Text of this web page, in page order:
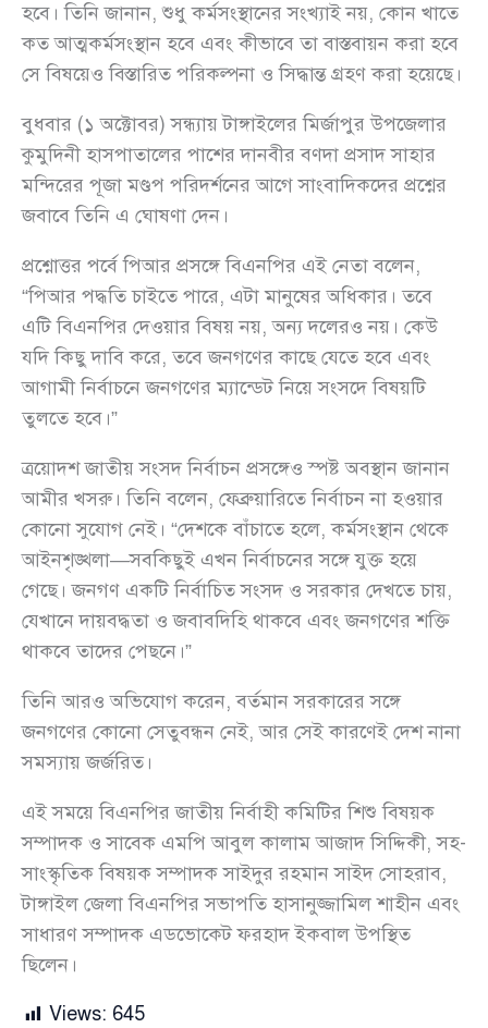
হবে। তিনি জানান, শুধু কর্মসংস্থানের সংখ্যাই নয়, কোন খাতে
কত আত্মকর্মসংস্থান হবে এবং কীভাবে তা বাস্তবায়ন করা হবে
সে বিষয়েও বিস্তারিত পরিকল্পনা ও সিদ্ধান্ত গ্রহণ করা হয়েছে।
বুধবার (১ অক্টোবর) সন্ধ্যায় টাঙ্গাইলের মির্জাপুর উপজেলার
কুমুদিনী হাসপাতালের পাশের দানবীর বণদা প্রসাদ সাহার
মন্দিরের পূজা মণ্ডপ পরিদর্শনের আগে সাংবাদিকদের প্রশ্নের
জবাবে তিনি এ ঘোষণা দেন।
প্রশ্নোত্তর পর্বে পিআর প্রসঙ্গে বিএনপির এই নেতা বলেন,
“পিআর পদ্ধতি চাইতে পারে, এটা মানুষের অধিকার। তবে
এটি বিএনপির দেওয়ার বিষয় নয়, অন্য দলেরও নয়। কেউ
যদি কিছু দাবি করে, তবে জনগণের কাছে যেতে হবে এবং
আগামী নির্বাচনে জনগণের ম্যান্ডেট নিয়ে সংসদে বিষয়টি
তুলতে হবে।”
ত্রয়োদশ জাতীয় সংসদ নির্বাচন প্রসঙ্গেও স্পষ্ট অবস্থান জানান
আমীর খসরু। তিনি বলেন, ফেব্রুয়ারিতে নির্বাচন না হওয়ার
কোনো সুযোগ নেই। “দেশকে বাঁচাতে হলে, কর্মসংস্থান থেকে
আইনশৃঙ্খলা—সবকিছুই এখন নির্বাচনের সঙ্গে যুক্ত হয়ে
গেছে। জনগণ একটি নির্বাচিত সংসদ ও সরকার দেখতে চায়,
যেখানে দায়বদ্ধতা ও জবাবদিহি থাকবে এবং জনগণের শক্তি
থাকবে তাদের পেছনে।”
তিনি আরও অভিযোগ করেন, বর্তমান সরকারের সঙ্গে
জনগণের কোনো সেতুবন্ধন নেই, আর সেই কারণেই দেশ নানা
সমস্যায় জর্জরিত।
এই সময়ে বিএনপির জাতীয় নির্বাহী কমিটির শিশু বিষয়ক
সম্পাদক ও সাবেক এমপি আবুল কালাম আজাদ সিদ্দিকী, সহ-
সাংস্কৃতিক বিষয়ক সম্পাদক সাইদুর রহমান সাইদ সোহরাব,
টাঙ্গাইল জেলা বিএনপির সভাপতি হাসানুজ্জামিল শাহীন এবং
সাধারণ সম্পাদক এডভোকেট ফরহাদ ইকবাল উপস্থিত
ছিলেন।
Views: 645